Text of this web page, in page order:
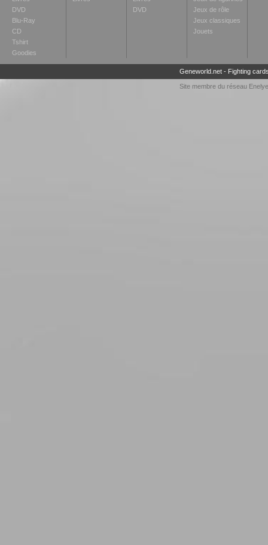
DVD
Blu-Ray
CD
Tshirt
Goodies
DVD
Jeux de rôle
Jeux classiques
Jouets
Geneworld.net- Fighting
Site membre du réseau Enelye